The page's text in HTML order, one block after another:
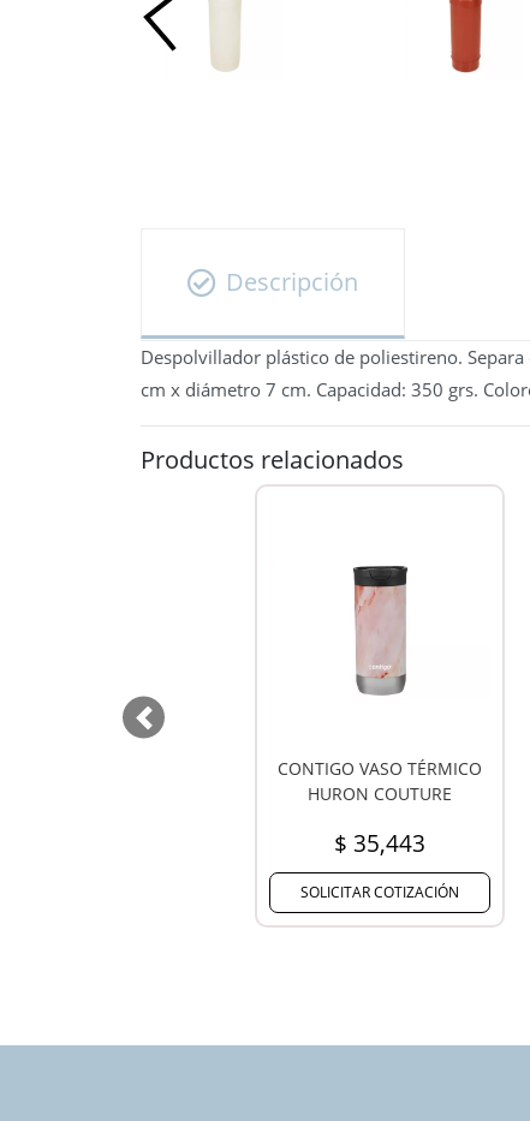
Descripción
Despolvillador plástico de poliestireno.
cm x diámetro 7 cm. Capacidad: 350 grs.
Productos relacionados
Previous
GROWLER COLEMAN 1900
ML
$ 144,000
SOLICITAR COTIZACIÓN